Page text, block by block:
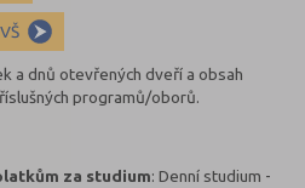
a dnů otevřených dveří a obsah
programů/oborů.
za studium: Denní studium -